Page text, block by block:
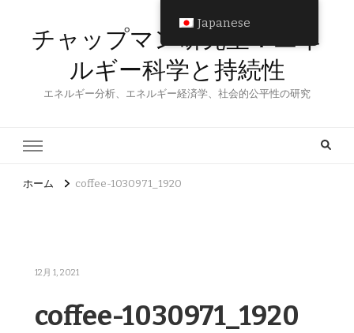
チャップマン研究室：エネ
ルギー科学と持続性
エネルギー分析、エネルギー経済学、社会的公平性の研究
ホーム coffee-1030971_1920
12月 1, 2021
coffee-1030971_1920
Japanese